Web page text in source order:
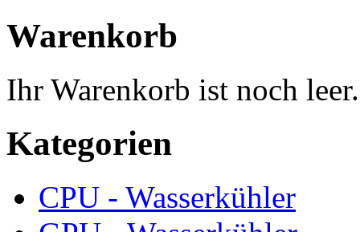
Warenkorb
Ihr Warenkorb ist noch leer.
Kategorien
CPU - Wasserkühler